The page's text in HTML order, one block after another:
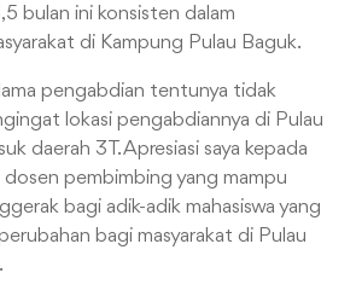
bulan ini konsisten dalam
di Kampung Pulau Baguk.
pengabdian tentunya tidak
lokasi pengabdiannya di Pulau
daerah 3T. Apresiasi saya kepada
dosen pembimbing yang mampu
bagi adik-adik mahasiswa yang
bagi masyarakat di Pulau